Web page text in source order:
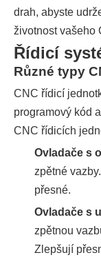
drah, abyste
životnost vašeho
Řídicí
Různé typy
CNC řídicí
programový kód
CNC řídicích
Ovladače s
zpětné
přesné.
Ovladače s
zpětnou
Zlepšují